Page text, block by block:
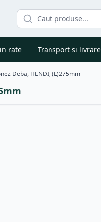
rate Transport si livrare
Deba, HENDI, (L)275mm